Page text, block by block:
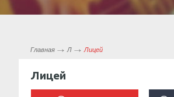
Главная Л Лицей
Лицей